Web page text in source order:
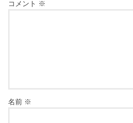
コメント ※
名前 ※